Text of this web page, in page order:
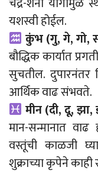
यशस्वी होईल.
कुंभ (गु, गे, गो,
बौद्धिक कार्यात
सुचतील.
आर्थिक वाढ संभवते.
मीन (दी, दू, झा,
मान-सन्मानात
वस्तूंची काळजी
शुक्राच्या कृपेने